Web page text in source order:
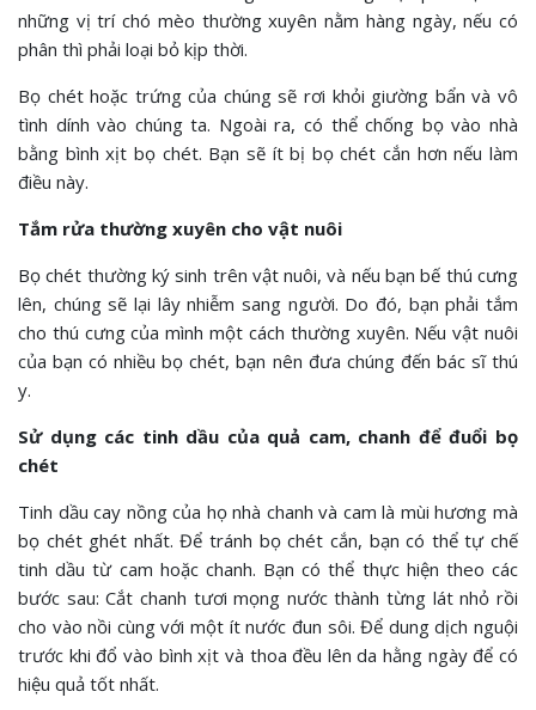
những vị trí chó mèo thường xuyên nằm hàng ngày, nếu có
phân thì phải loại bỏ kịp thời.
Bọ chét hoặc trứng của chúng sẽ rơi khỏi giường bẩn và vô
tình dính vào chúng ta. Ngoài ra, có thể chống bọ vào nhà
bằng bình xịt bọ chét. Bạn sẽ ít bị bọ chét cắn hơn nếu làm
điều này.
Tắm rửa thường xuyên cho vật nuôi
Bọ chét thường ký sinh trên vật nuôi, và nếu bạn bế thú cưng
lên, chúng sẽ lại lây nhiễm sang người. Do đó, bạn phải tắm
cho thú cưng của mình một cách thường xuyên. Nếu vật nuôi
của bạn có nhiều bọ chét, bạn nên đưa chúng đến bác sĩ thú
y.
Sử dụng các tinh dầu của quả cam, chanh để đuổi bọ
chét
Tinh dầu cay nồng của họ nhà chanh và cam là mùi hương mà
bọ chét ghét nhất. Để tránh bọ chét cắn, bạn có thể tự chế
tinh dầu từ cam hoặc chanh. Bạn có thể thực hiện theo các
bước sau: Cắt chanh tươi mọng nước thành từng lát nhỏ rồi
cho vào nồi cùng với một ít nước đun sôi. Để dung dịch nguội
trước khi đổ vào bình xịt và thoa đều lên da hằng ngày để có
hiệu quả tốt nhất.